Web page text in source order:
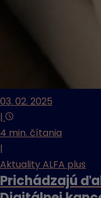
03. 02. 2025
|
4 min. čítania
|
Aktuality ALFA plus
Prichádzajú